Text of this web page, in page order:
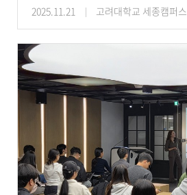
2025.11.21 고려대학교 세종캠퍼스